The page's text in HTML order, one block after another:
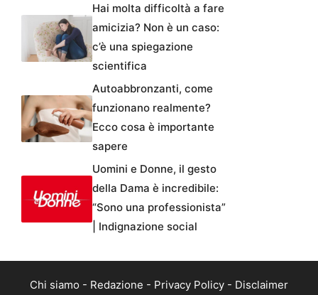
Hai molta difficoltà a fare
amicizia? Non è un caso:
c’è una spiegazione
scientifica
Autoabbronzanti, come
funzionano realmente?
Ecco cosa è importante
sapere
Uomini e Donne, il gesto
della Dama è incredibile:
“Sono una professionista”
| Indignazione social
Chi siamo - Redazione - Privacy Policy - Disclaimer